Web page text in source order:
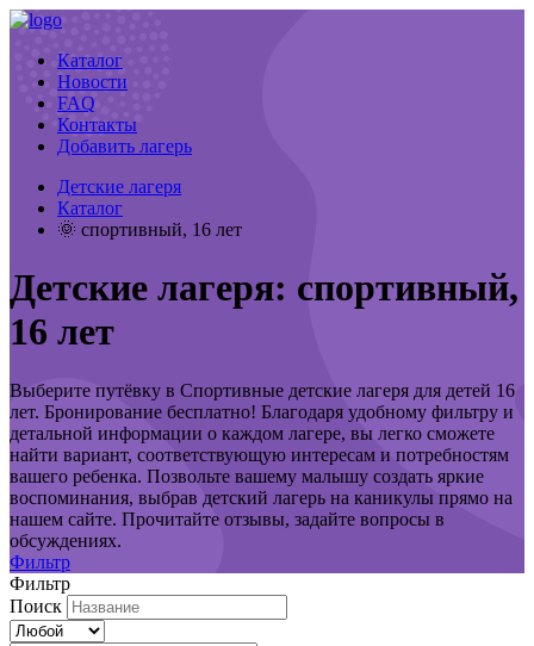
Каталог
Новости
FAQ
Контакты
Добавить лагерь
Детские лагеря
Каталог
🌞 спортивный, 16 лет
Детские лагеря: спортивный,
16 лет
Выберите путёвку в Спортивные детские лагеря для детей 16
лет. Бронирование бесплатно! Благодаря удобному фильтру и
детальной информации о каждом лагере, вы легко сможете
найти вариант, соответствующую интересам и потребностям
вашего ребенка. Позвольте вашему малышу создать яркие
воспоминания, выбрав детский лагерь на каникулы прямо на
нашем сайте. Прочитайте отзывы, задайте вопросы в
обсуждениях.
Фильтр
Фильтр
Поиск